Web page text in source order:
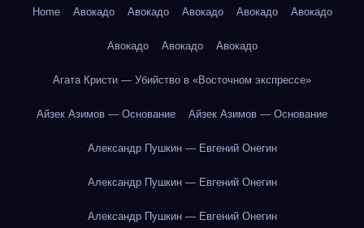
Home Авокадо Авокадо Авокадо Авокадо Авокадо
Авокадо Авокадо Авокадо
Агата Кристи — Убийство в «Восточном экспрессе»
Айзек Азимов — Основание Айзек Азимов — Основание
Александр Пушкин — Евгений Онегин
Александр Пушкин — Евгений Онегин
Александр Пушкин — Евгений Онегин